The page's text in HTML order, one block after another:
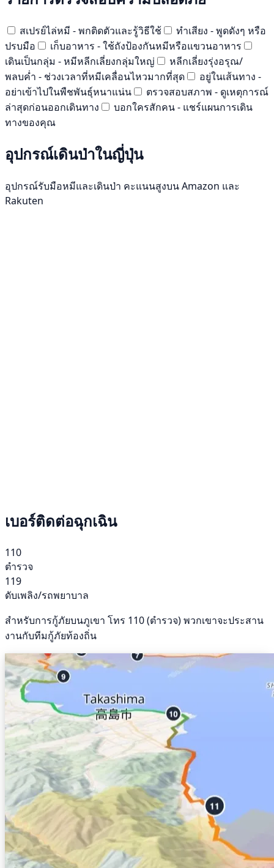
สเปรย์ไล่หมี - พกติดตัวและรู้วิธีใช้
ทำเสียง - พูดดังๆ หรือ
ปรบมือ
เก็บอาหาร - ใช้ถังป้องกันหมีหรือแขวนอาหาร
เดินเป็นกลุ่ม - หมีหลีกเลี่ยงกลุ่มใหญ่
หลีกเลี่ยงรุ่งอรุณ/
พลบค่ำ - ช่วงเวลาที่หมีเคลื่อนไหวมากที่สุด
อยู่ในเส้นทาง -
อย่าเข้าไปในพืชพันธุ์หนาแน่น
ตรวจสอบสภาพ - ดูเหตุการณ์
ล่าสุดก่อนออกเดินทาง
บอกใครสักคน - แชร์แผนการเดิน
ทางของคุณ
อุปกรณ์เดินป่าในญี่ปุ่น
อุปกรณ์รับมือหมีและเดินป่า คะแนนสูงบน Amazon และ
Rakuten
เบอร์ติดต่อฉุกเฉิน
110
ตำรวจ
119
ดับเพลิง/รถพยาบาล
สำหรับการกู้ภัยบนภูเขา โทร 110 (ตำรวจ) พวกเขาจะประสาน
งานกับทีมกู้ภัยท้องถิ่น